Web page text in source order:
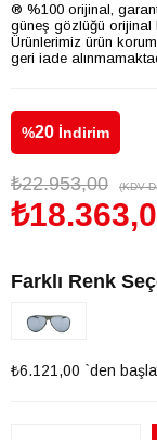
® %100 orijinal,
güneş gözlüğü orijinal
Ürünlerimiz ürün
geri iade
%20 İndirim
₺22.953,00 (KDV
Farklı Renk
₺6.121,00 `den